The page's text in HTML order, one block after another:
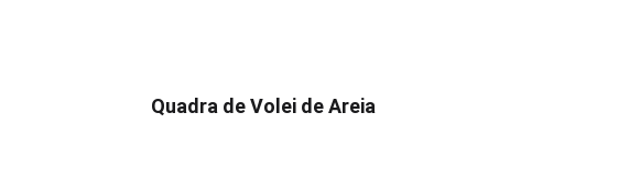
Quadra de Volei de Areia